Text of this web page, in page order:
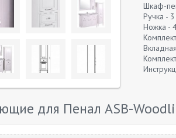
Шкаф-
Ручка -
Ножка -
для Пенал ASB-